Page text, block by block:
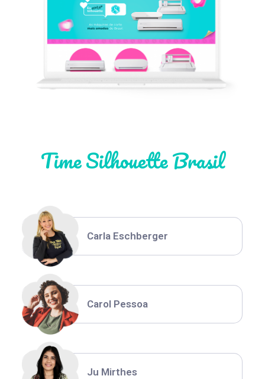
Time Silhouette Brasil
Léia Pastori
Thiara Ney
Carla Eschberger
Carol Pessoa
Ju Mirthes